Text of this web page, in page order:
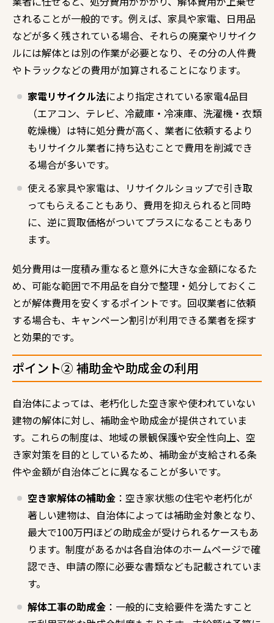
されることが一般的です。例えば、家具や家電、日用品
などが多く残されている場合、それらの廃棄やリサイク
ルには解体とは別の作業が必要となり、その分の人件費
やトラックなどの費用が加算されることになります。
家電リサイクル法により指定されている家電4品目
（エアコン、テレビ、冷蔵庫・冷凍庫、洗濯機・衣類
乾燥機）は特に処分費が高く、業者に依頼するより
もリサイクル業者に持ち込むことで費用を削減でき
る場合が多いです。
使える家具や家電は、リサイクルショップで引き取
ってもらえることもあり、費用を抑えられると同時
に、逆に買取価格がついてプラスになることもあり
ます。
処分費用は一度積み重なると意外に大きな金額になるた
め、可能な範囲で不用品を自分で整理・処分しておくこ
とが解体費用を安くするポイントです。回収業者に依頼
する場合も、キャンペーン割引が利用できる業者を探す
と効果的です。
ポイント② 補助金や助成金の利用
自治体によっては、老朽化した空き家や使われていない
建物の解体に対し、補助金や助成金が提供されていま
す。これらの制度は、地域の景観保護や安全性向上、空
き家対策を目的としているため、補助金が支給される条
件や金額が自治体ごとに異なることが多いです。
空き家解体の補助金 ：空き家状態の住宅や老朽化が
著しい建物は、自治体によっては補助金対象となり、
最大で100万円ほどの助成金が受けられるケースもあ
ります。制度があるかは各自治体のホームページで確
認でき、申請の際に必要な書類なども記載されていま
す。
解体工事の助成金 ：一般的に支給要件を満たすこと